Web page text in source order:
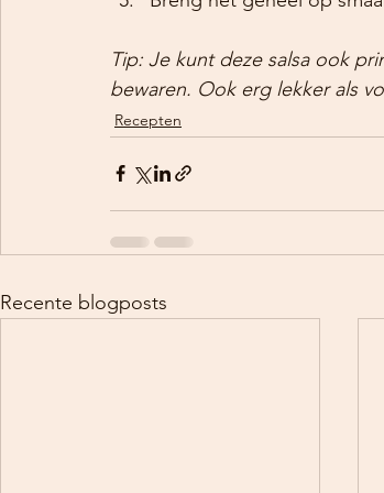
Tip: Je kunt deze salsa ook
bewaren. Ook erg lekker als
Recepten
Recente blogposts